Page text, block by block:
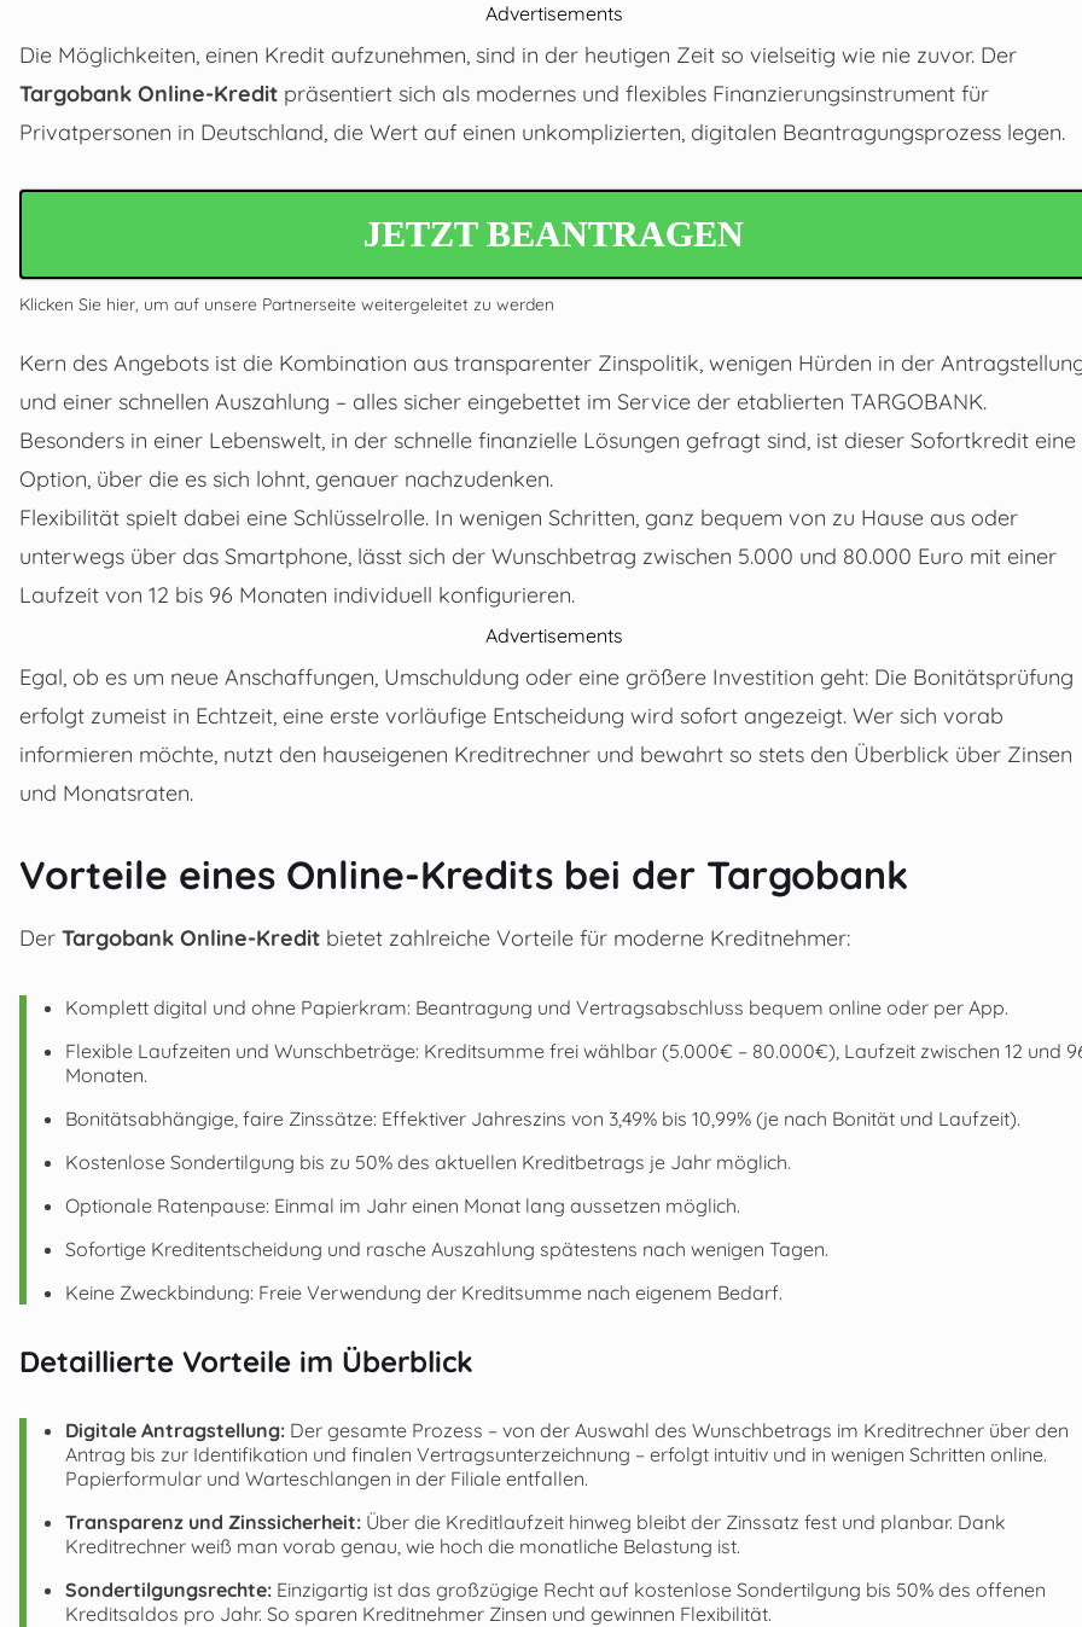
Advertisements
Die Möglichkeiten, einen Kredit aufzunehmen, sind in der heutigen Zeit so vielseitig wie nie zuvor. Der
Targobank Online-Kredit präsentiert sich als modernes und flexibles Finanzierungsinstrument für
Privatpersonen in Deutschland, die Wert auf einen unkomplizierten, digitalen Beantragungsprozess legen.
JETZT BEANTRAGEN
Klicken Sie hier, um auf unsere Partnerseite weitergeleitet zu werden
Kern des Angebots ist die Kombination aus transparenter Zinspolitik, wenigen Hürden in der
und einer schnellen Auszahlung – alles sicher eingebettet im Service der etablierten TARGOBANK.
Besonders in einer Lebenswelt, in der schnelle finanzielle Lösungen gefragt sind, ist dieser Sofortkredit eine
Option, über die es sich lohnt, genauer nachzudenken.
Flexibilität spielt dabei eine Schlüsselrolle. In wenigen Schritten, ganz bequem von zu Hause aus oder
unterwegs über das Smartphone, lässt sich der Wunschbetrag zwischen 5.000 und 80.000 Euro mit einer
Laufzeit von 12 bis 96 Monaten individuell konfigurieren.
Advertisements
Egal, ob es um neue Anschaffungen, Umschuldung oder eine größere Investition geht: Die Bonitätsprüfung
erfolgt zumeist in Echtzeit, eine erste vorläufige Entscheidung wird sofort angezeigt. Wer sich vorab
informieren möchte, nutzt den hauseigenen Kreditrechner und bewahrt so stets den Überblick über Zinsen
und Monatsraten.
Vorteile eines Online-Kredits bei der Targobank
Der Targobank Online-Kredit bietet zahlreiche Vorteile für moderne Kreditnehmer:
Komplett digital und ohne Papierkram: Beantragung und Vertragsabschluss bequem online oder per App.
Flexible Laufzeiten und Wunschbeträge: Kreditsumme frei wählbar (5.000€ – 80.000€), Laufzeit zwischen 12 und
Monaten.
Bonitätsabhängige, faire Zinssätze: Effektiver Jahreszins von 3,49% bis 10,99% (je nach Bonität und Laufzeit).
Kostenlose Sondertilgung bis zu 50% des aktuellen Kreditbetrags je Jahr möglich.
Optionale Ratenpause: Einmal im Jahr einen Monat lang aussetzen möglich.
Sofortige Kreditentscheidung und rasche Auszahlung spätestens nach wenigen Tagen.
Keine Zweckbindung: Freie Verwendung der Kreditsumme nach eigenem Bedarf.
Detaillierte Vorteile im Überblick
Digitale Antragstellung: Der gesamte Prozess – von der Auswahl des Wunschbetrags im Kreditrechner über den
Antrag bis zur Identifikation und finalen Vertragsunterzeichnung – erfolgt intuitiv und in wenigen Schritten online.
Papierformular und Warteschlangen in der Filiale entfallen.
Transparenz und Zinssicherheit: Über die Kreditlaufzeit hinweg bleibt der Zinssatz fest und planbar. Dank
Kreditrechner weiß man vorab genau, wie hoch die monatliche Belastung ist.
Sondertilgungsrechte: Einzigartig ist das großzügige Recht auf kostenlose Sondertilgung bis 50% des offenen
Kreditsaldos pro Jahr. So sparen Kreditnehmer Zinsen und gewinnen Flexibilität.